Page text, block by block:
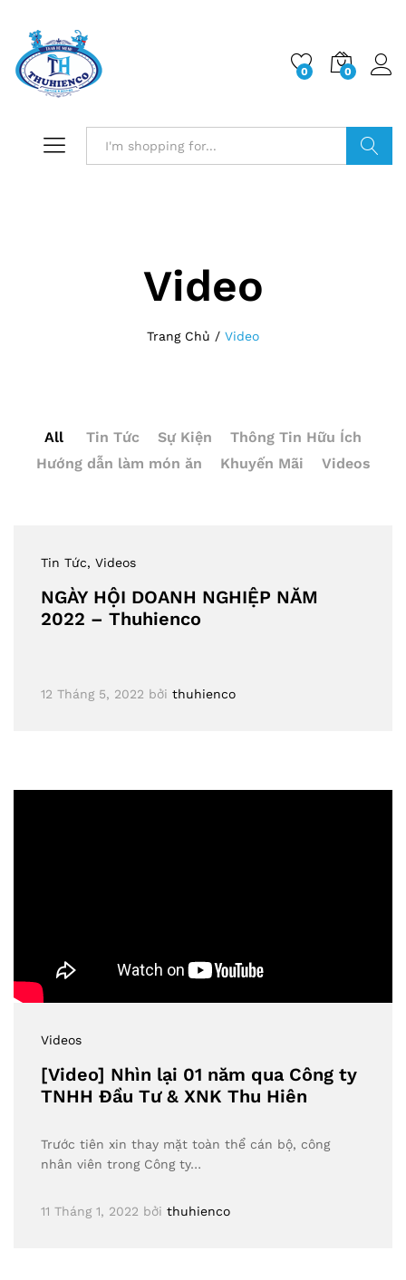
0 0
Video
Trang Chủ / Video
All Tin Tức Sự Kiện
Thông Tin Hữu Ích
Hướng dẫn làm món ăn
Khuyến Mãi Videos
Tin Tức, Videos
NGÀY HỘI DOANH NGHIỆP NĂM
2022 – Thuhienco
12 Tháng 5, 2022 bởi thuhienco
Videos
[Video] Nhìn lại 01 năm qua Công ty
TNHH Đầu Tư & XNK Thu Hiên
Trước tiên xin thay mặt toàn thể cán bộ, công
nhân viên trong Công ty…
11 Tháng 1, 2022 bởi thuhienco